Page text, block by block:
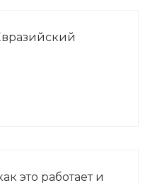
это работает и